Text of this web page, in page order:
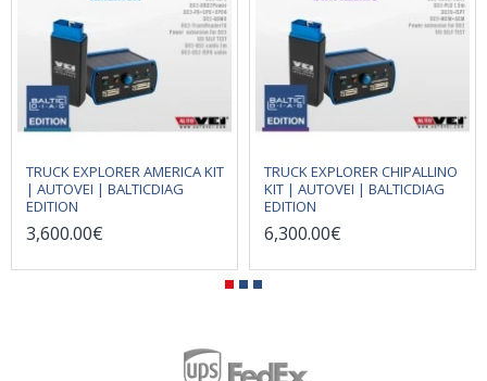
TRUCK EXPLORER AMERICA KIT
| AUTOVEI | BALTICDIAG
EDITION
3,600.00€
TRUCK EXPLORER CHIPALLINO
KIT | AUTOVEI | BALTICDIAG
EDITION
6,300.00€